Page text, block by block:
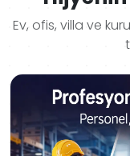
Ev, ofis, villa ve